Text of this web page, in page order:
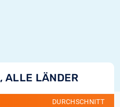
ALLE LÄNDER
DURCHSCHNITT